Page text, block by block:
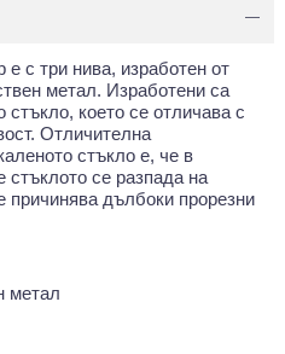
—
с три нива, изработен от
метал. Изработени са
което се отличава с
Отличителна
стъкло е, че в
стъклото се разпада на
причинява дълбоки прорезни
метал